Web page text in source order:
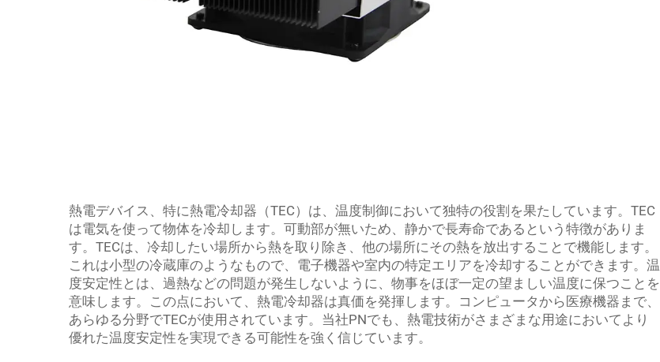
熱電デバイス、特に熱電冷却器（TEC）は、温度制御において独特の役割を果たしています。TEC
は電気を使って物体を冷却します。可動部が無いため、静かで長寿命であるという特徴がありま
す。TECは、冷却したい場所から熱を取り除き、他の場所にその熱を放出することで機能します。
これは小型の冷蔵庫のようなもので、電子機器や室内の特定エリアを冷却することができます。温
度安定性とは、過熱などの問題が発生しないように、物事をほぼ一定の望ましい温度に保つことを
意味します。この点において、熱電冷却器は真価を発揮します。コンピュータから医療機器まで、
あらゆる分野でTECが使用されています。当社PNでも、熱電技術がさまざまな用途においてより
優れた温度安定性を実現できる可能性を強く信じています。